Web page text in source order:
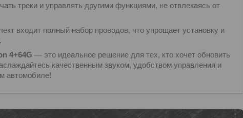
треки и управлять другими функциями, не отвлекаясь от
входит полный набор проводов, что упрощает установку и
4+64G — это идеальное решение для тех, кто хочет обновить
качественным звуком, удобством управления и
автомобиле!